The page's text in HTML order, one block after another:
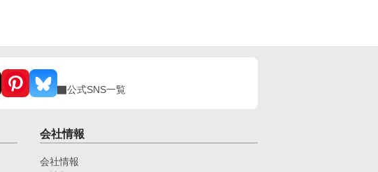
公式SNS一覧
会社情報
会社情報